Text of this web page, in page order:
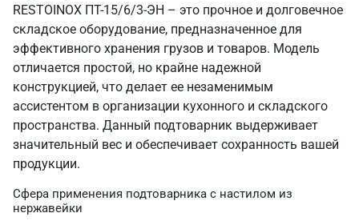
RESTOINOX ПТ-15/6/3-ЭН – это прочное и долговечное
складское оборудование, предназначенное для
эффективного хранения грузов и товаров. Модель
отличается простой, но крайне надежной
конструкцией, что делает ее незаменимым
ассистентом в организации кухонного и складского
пространства. Данный подтоварник выдерживает
значительный вес и обеспечивает сохранность вашей
продукции.
Сфера применения подтоварника с настилом из
нержавейки